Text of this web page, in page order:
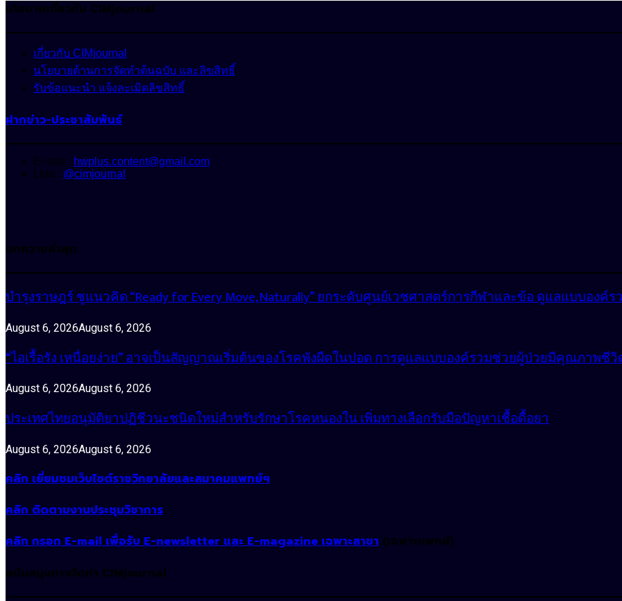
นโยบายเกี่ยวกับ CIMjournal
เกี่ยวกับ CIMjournal
นโยบายด้านการจัดทำต้นฉบับ และลิขสิทธิ์
รับข้อแนะนำ แจ้งละเมิดลิขสิทธิ์
ฝากข่าว-ประชาสัมพันธ์
E-mail : hwplus.content@gmail.com
Line : @cimjournal
บทความล่าสุด
บำรุงราษฎร์ ชูแนวคิด “Ready for Every Move, Naturally” ยกระดับศูนย์เวชศาสตร์การกีฬาและข้อ ดูแลแบบองค์ร
August 6, 2026August 6, 2026
“ไอเรื้อรัง เหนื่อยง่าย” อาจเป็นสัญญาณเริ่มต้นของโรคพังผืดในปอด การดูแลแบบองค์รวมช่วยผู้ป่วยมีคุณภาพชี
August 6, 2026August 6, 2026
ประเทศไทยอนุมัติยาปฏิชีวนะชนิดใหม่สำหรับรักษาโรคหนองใน เพิ่มทางเลือกรับมือปัญหาเชื้อดื้อยา
August 6, 2026August 6, 2026
คลิก เยี่ยมชมเว็บไซต์ราชวิทยาลัยและสมาคมแพทย์ฯ
คลิก ติดตามงานประชุมวิชาการ
คลิก กรอก E-mail เพื่อรับ E-newsletter และ E-magazine เฉพาะสาขา (เฉพาะแพทย์)
สนับสนุนการจัดทำ CIMjournal